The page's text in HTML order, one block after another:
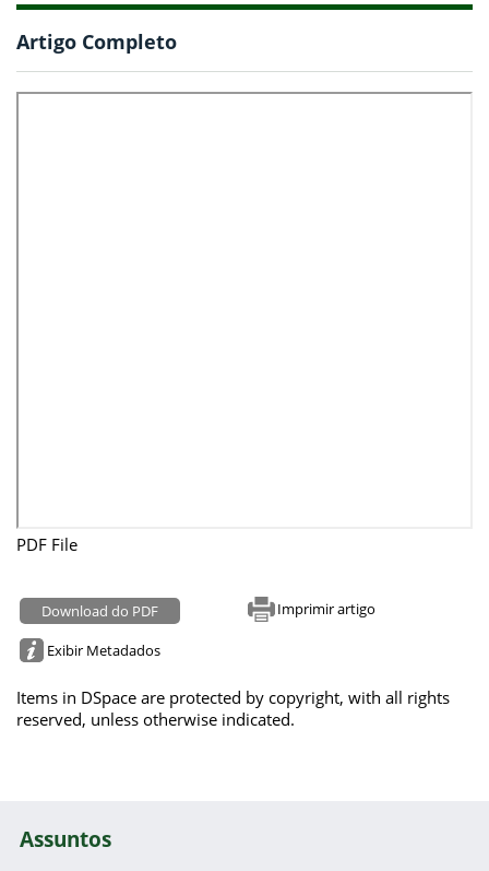
Artigo Completo
PDF File
Download do PDF Imprimir artigo
Exibir Metadados
Items in DSpace are protected by copyright, with all rights
reserved, unless otherwise indicated.
Assuntos